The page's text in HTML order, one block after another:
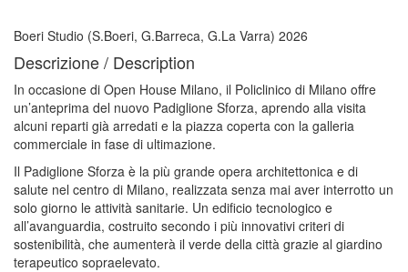
Boeri Studio (S.Boeri, G.Barreca, G.La Varra) 2026
Descrizione / Description
In occasione di Open House Milano, il Policlinico di Milano offre
un’anteprima del nuovo Padiglione Sforza, aprendo alla visita
alcuni reparti già arredati e la piazza coperta con la galleria
commerciale in fase di ultimazione.
Il Padiglione Sforza è la più grande opera architettonica e di
salute nel centro di Milano, realizzata senza mai aver interrotto un
solo giorno le attività sanitarie. Un edificio tecnologico e
all’avanguardia, costruito secondo i più innovativi criteri di
sostenibilità, che aumenterà il verde della città grazie al giardino
terapeutico sopraelevato.